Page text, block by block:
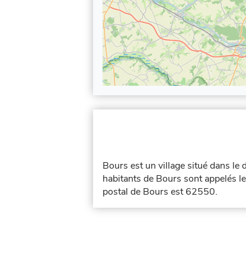
Bours est un village situé dans le
habitants de Bours sont appelés
postal de Bours est 62550.